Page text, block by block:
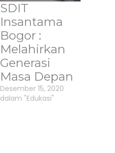
SDIT
Insantama
Bogor :
Melahirkan
Generasi
Masa Depan
Desember 15, 2020
dalam "Edukasi"